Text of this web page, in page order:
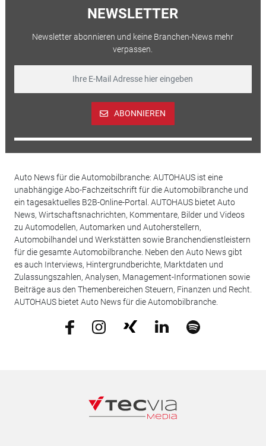
NEWSLETTER
Newsletter abonnieren und keine Branchen-News mehr
verpassen.
ABONNIEREN
Auto News für die Automobilbranche: AUTOHAUS ist eine
unabhängige Abo-Fachzeitschrift für die Automobilbranche und
ein tagesaktuelles B2B-Online-Portal. AUTOHAUS bietet Auto
News, Wirtschaftsnachrichten, Kommentare, Bilder und Videos
zu Automodellen, Automarken und Autoherstellern,
Automobilhandel und Werkstätten sowie Branchendienstleistern
für die gesamte Automobilbranche. Neben den Auto News gibt
es auch Interviews, Hintergrundberichte, Marktdaten und
Zulassungszahlen, Analysen, Management-Informationen sowie
Beiträge aus den Themenbereichen Steuern, Finanzen und Recht.
AUTOHAUS bietet Auto News für die Automobilbranche.